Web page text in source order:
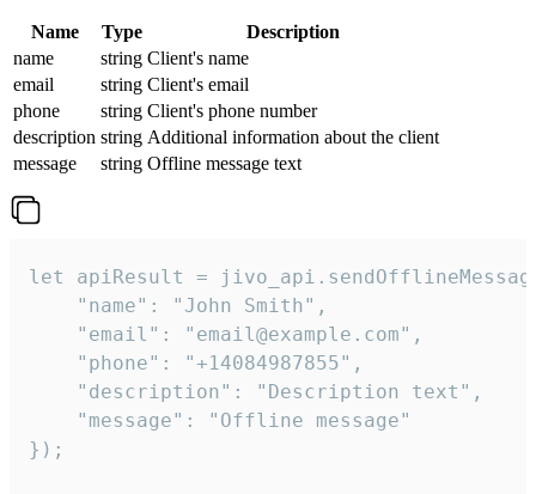
Name Type
Description
name
string Client's name
email
string Client's email
phone
string Client's phone number
description string Additional information about the client
message
string Offline message text
let apiResult =
    "name": "John Smith",
    "email": "email@example.com",
    "phone": "+14084987855",
    "description": "Description text",
    "message": "Offline message"
});